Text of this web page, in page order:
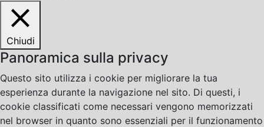
Chiudi
Panoramica sulla privacy
Questo sito utilizza i cookie per migliorare la tua
esperienza durante la navigazione nel sito. Di questi, i
cookie classificati come necessari vengono memorizzati
nel browser in quanto sono essenziali per il funzionamento